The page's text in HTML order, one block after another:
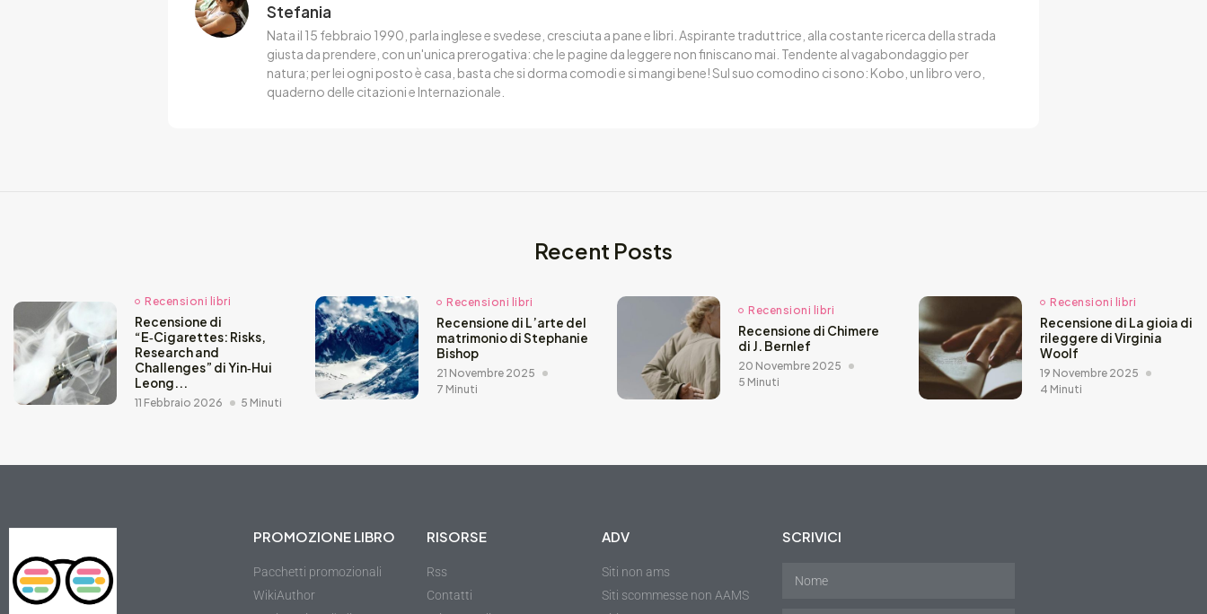
Stefania
Nata il 15 febbraio 1990, parla inglese e svedese, cresciuta a pane e libri. Aspirante traduttrice, alla costante ricerca della strada
giusta da prendere, con un'unica prerogativa: che le pagine da leggere non finiscano mai. Tendente al vagabondaggio per
natura; per lei ogni posto è casa, basta che si dorma comodi e si mangi bene! Sul suo comodino ci sono: Kobo, un libro vero,
quaderno delle citazioni e Internazionale.
Recent Posts
Recensioni libri
Recensione di
“E‑Cigarettes: Risks,
Research and
Challenges” di Yin‑Hui
Leong...
11 Febbraio 2026 5 Minuti
Recensioni libri
Recensione di L’arte del
matrimonio di Stephanie
Bishop
21 Novembre 2025
7 Minuti
Recensioni libri
Recensione di Chimere
di J. Bernlef
20 Novembre 2025
5 Minuti
Recensioni libri
Recensione di La gioia di
rileggere di Virginia
Woolf
19 Novembre 2025
4 Minuti
PROMOZIONE LIBRO
Pacchetti promozionali
WikiAuthor
RISORSE
Rss
Contatti
ADV
Siti non ams
Siti scommesse non AAMS
SCRIVICI